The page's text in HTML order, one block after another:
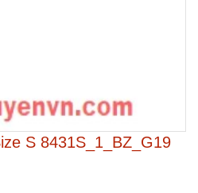
S 8431S_1_BZ_G19